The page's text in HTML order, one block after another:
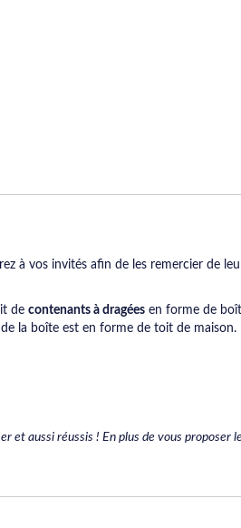
à vos invités afin de les remercier de
de contenants à dragées en forme de
la boîte est en forme de toit de maison.
et aussi réussis ! En plus de vous proposer